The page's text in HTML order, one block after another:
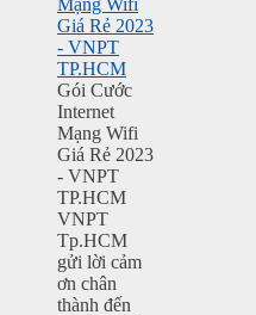
Mạng Wifi
Giá Rẻ 2023
- VNPT
TP.HCM
Gói Cước
Internet
Mạng Wifi
Giá Rẻ 2023
- VNPT
TP.HCM
VNPT
Tp.HCM
gửi lời cảm
ơn chân
thành đến